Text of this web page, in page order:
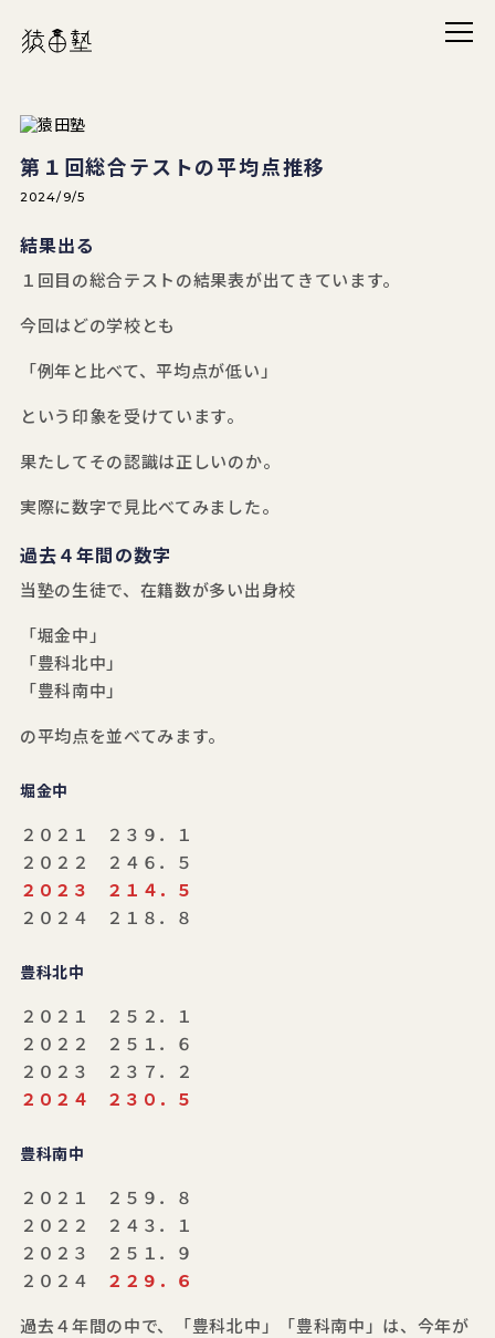
メニ
猿田塾
第１回総合テストの平均点推移
2024/9/5
結果出る
１回目の総合テストの結果表が出てきています。
今回はどの学校とも
「例年と比べて、平均点が低い」
という印象を受けています。
果たしてその認識は正しいのか。
実際に数字で見比べてみました。
過去４年間の数字
当塾の生徒で、在籍数が多い出身校
「堀金中」
「豊科北中」
「豊科南中」
の平均点を並べてみます。
堀金中
２０２１ ２３９．１
２０２２ ２４６．５
２０２３ ２１４．５
２０２４ ２１８．８
豊科北中
２０２１ ２５２．１
２０２２ ２５１．６
２０２３ ２３７．２
２０２４ ２３０．５
豊科南中
２０２１ ２５９．８
２０２２ ２４３．１
２０２３ ２５１．９
２０２４
２２９．６
過去４年間の中で、「豊科北中」「豊科南中」は、今年が